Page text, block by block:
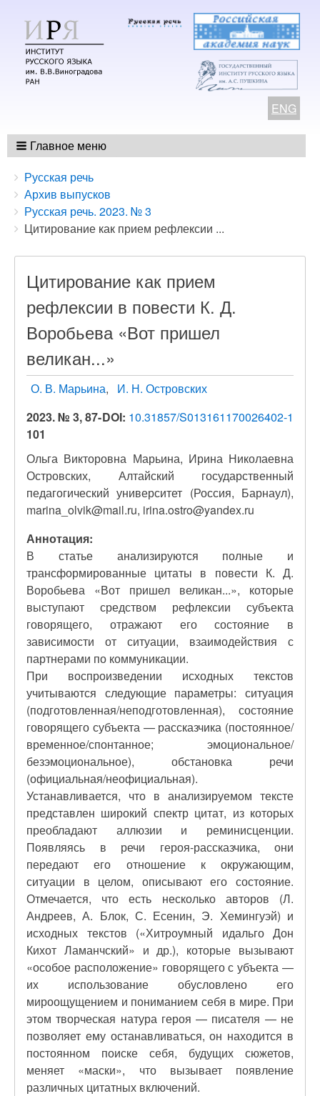
ENG
Главное меню
Breadcrumbs
You
are
here:
Русская речь
Архив выпусков
Русская речь. 2023. № 3
Цитирование как прием рефлексии ...
Цитирование как прием
рефлексии в повести К. Д.
Воробьева «Вот пришел
великан...»
О. В. Марьина
И. Н. Островских
DOI: 10.31857/S013161170026402-1
2023. № 3, 87-
101
Ольга Викторовна Марьина, Ирина Николаевна
Островских, Алтайский государственный
педагогический университет (Россия, Барнаул),
marina_olvik@mail.ru, irina.ostro@yandex.ru
Аннотация:
В статье анализируются полные и
трансформированные цитаты в повести К. Д.
Воробьева «Вот пришел великан...», которые
выступают средством рефлексии субъекта
говорящего, отражают его состояние в
зависимости от ситуации, взаимодействия с
партнерами по коммуникации.
При воспроизведении исходных текстов
учитываются следующие параметры: ситуация
(подготовленная/неподготовленная), состояние
говорящего субъекта — рассказчика (постоянное/
временное/спонтанное; эмоциональное/
безэмоциональное), обстановка речи
(официальная/неофициальная).
Устанавливается, что в анализируемом тексте
представлен широкий спектр цитат, из которых
преобладают аллюзии и реминисценции.
Появляясь в речи героя-рассказчика, они
передают его отношение к окружающим,
ситуации в целом, описывают его состояние.
Отмечается, что есть несколько авторов (Л.
Андреев, А. Блок, С. Есенин, Э. Хемингуэй) и
исходных текстов («Хитроумный идальго Дон
Кихот Ламанчский» и др.), которые вызывают
«особое расположение» говорящего с убъекта —
их использование обусловлено его
мироощущением и пониманием себя в мире. При
этом творческая натура героя — писателя — не
позволяет ему останавливаться, он находится в
постоянном поиске себя, будущих сюжетов,
меняет «маски», что вызывает появление
различных цитатных включений.